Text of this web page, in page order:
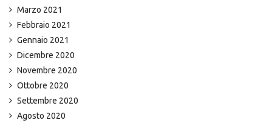
Marzo 2021
Febbraio 2021
Gennaio 2021
Dicembre 2020
Novembre 2020
Ottobre 2020
Settembre 2020
Agosto 2020